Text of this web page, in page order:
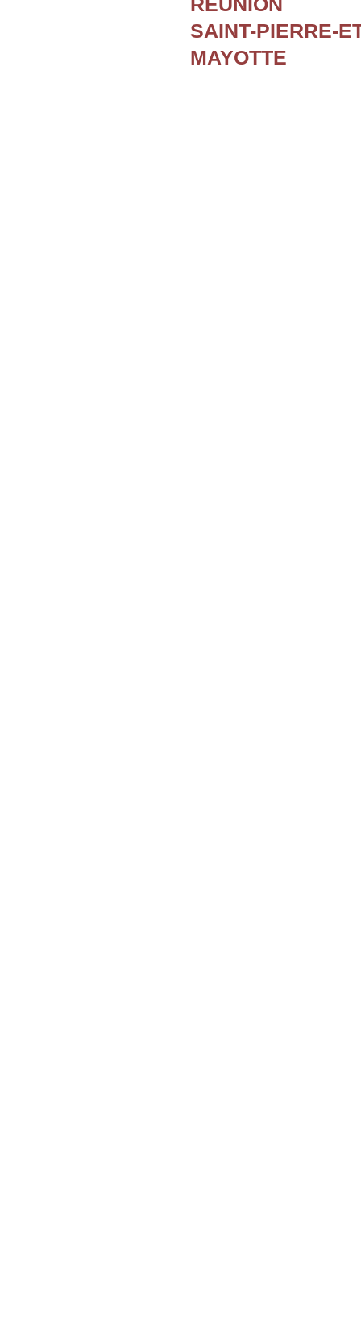
SAINT-PIERRE-
MAYOTTE